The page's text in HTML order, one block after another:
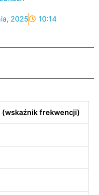
2025 10:14
(wskaźnik frekwencji)